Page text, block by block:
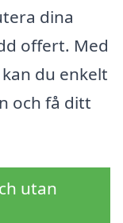
dina
offert. Med
du enkelt
och få ditt
utan